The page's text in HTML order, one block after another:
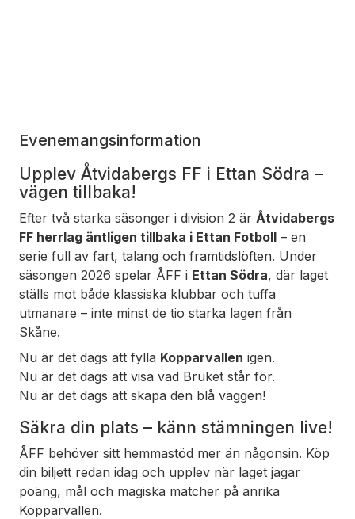
Evenemangsinformation
Upplev Åtvidabergs FF i Ettan Södra –
vägen tillbaka!
Efter två starka säsonger i division 2 är Åtvidabergs
FF herrlag äntligen tillbaka i Ettan Fotboll – en
serie full av fart, talang och framtidslöften. Under
säsongen 2026 spelar ÅFF i Ettan Södra, där laget
ställs mot både klassiska klubbar och tuffa
utmanare – inte minst de tio starka lagen från
Skåne.
Nu är det dags att fylla Kopparvallen igen.
Nu är det dags att visa vad Bruket står för.
Nu är det dags att skapa den blå väggen!
Säkra din plats – känn stämningen live!
ÅFF behöver sitt hemmastöd mer än någonsin. Köp
din biljett redan idag och upplev när laget jagar
poäng, mål och magiska matcher på anrika
Kopparvallen.